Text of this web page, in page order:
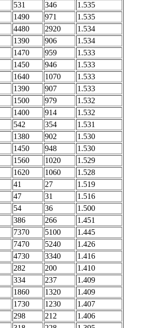
531 346 1.535
1490 971 1.535
4480 2920 1.534
1390 906 1.534
1470 959 1.533
1450 946 1.533
1640 1070 1.533
1390 907 1.533
1500 979 1.532
1400 914 1.532
542 354 1.531
1380 902 1.530
1450 948 1.530
1560 1020 1.529
1620 1060 1.528
41 27 1.519
47 31 1.516
54 36 1.500
386 266 1.451
7370 5100 1.445
7470 5240 1.426
4730 3340 1.416
282 200 1.410
334 237 1.409
1860 1320 1.409
1730 1230 1.407
298 212 1.406